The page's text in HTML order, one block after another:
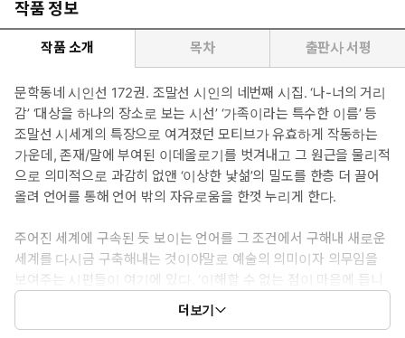
작품 정보
작품 소개 목차 출판사 서평
문학동네 시인선 172권. 조말선 시인의 네번째 시집. ‘나-너의 거리
감’ ‘대상을 하나의 장소로 보는 시선’ ‘가족이라는 특수한 이름’ 등
조말선 시세계의 특장으로 여겨졌던 모티브가 유효하게 작동하는
가운데, 존재/말에 부여된 이데올로기를 벗겨내고 그 원근을 물리적
으로 의미적으로 과감히 없앤 ‘이상한 낯섦’의 밀도를 한층 더 끌어
올려 언어를 통해 언어 밖의 자유로움을 한껏 누리게 한다.
주어진 세계에 구속된 듯 보이는 언어를 그 조건에서 구해내 새로운
세계를 다시금 구축해내는 것이야말로 예술의 의미이자 의무임을
보여주는 시편들이 여기에 있다. ‘이해할 수 없는 점이 마음에 듭니
다’라는 표제를 열어 아이러니와 패러독스로 무장한 이 시편들을 모
두 통과한 뒤 마지막 시의 마지막 구절에서 표제의 문장을 다시 만
더보기